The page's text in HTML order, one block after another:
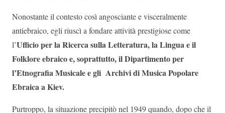
Nonostante il contesto così angosciante e visceralmente
antiebraico, egli riuscì a fondare attività prestigiose come
l’Ufficio per la Ricerca sulla Letteratura, la Lingua e il
Folklore ebraico e, soprattutto, il Dipartimento per
l’Etnografia Musicale e gli Archivi di Musica Popolare
Ebraica a Kiev.
Purtroppo, la situazione precipitò nel 1949 quando, dopo che il